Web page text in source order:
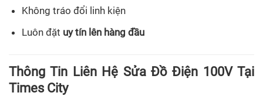
Không tráo đổi linh kiện
Luôn đặt uy tín lên hàng đầu
Thông Tin Liên Hệ Sửa Đồ Điện 100V Tại
Times City